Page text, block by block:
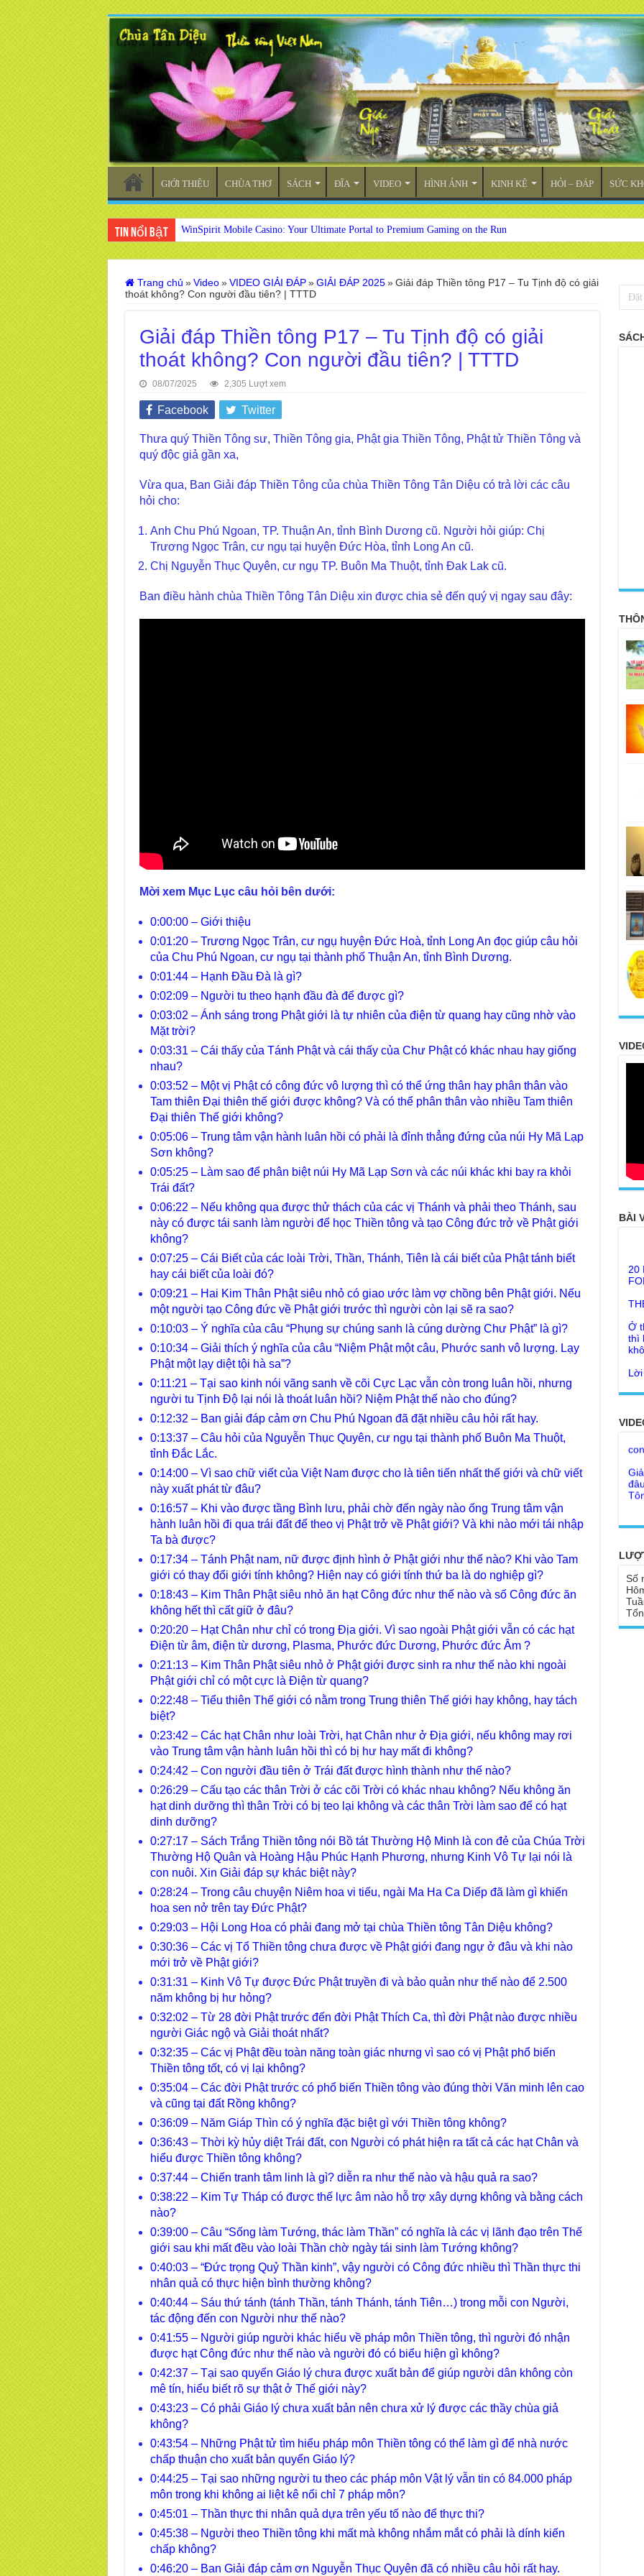
GIỚI THIỆU CHÙA THƠ SÁCH ĐĨA VIDEO HÌNH ẢNH KINH KỆ HỎI – ĐÁP SỨC
Tin nổi bật WinSpirit Mobile Casino: Your Ultimate Portal to Premium Gaming on the Run
Trang chủ » Video » VIDEO GIẢI ĐÁP » GIẢI ĐÁP 2025 » Giải đáp Thiền tông P17 – Tu Tịnh độ có giải
thoát không? Con người đầu tiên? | TTTD
Giải đáp Thiền tông P17 – Tu Tịnh độ có giải
thoát không? Con người đầu tiên? | TTTD
08/07/2025 2,305 Lượt xem
Facebook Twitter
Thưa quý Thiền Tông sư, Thiền Tông gia, Phật gia Thiền Tông, Phật tử Thiền Tông và
quý độc giả gần xa,
Vừa qua, Ban Giải đáp Thiền Tông của chùa Thiền Tông Tân Diệu có trả lời các câu
hỏi cho:
Anh Chu Phú Ngoan, TP. Thuận An, tỉnh Bình Dương cũ. Người hỏi giúp: Chị
Trương Ngọc Trân, cư ngụ tại huyện Đức Hòa, tỉnh Long An cũ.
Chị Nguyễn Thục Quyên, cư ngụ TP. Buôn Ma Thuột, tỉnh Đak Lak cũ.
Ban điều hành chùa Thiền Tông Tân Diệu xin được chia sẻ đến quý vị ngay sau đây:
Mời xem Mục Lục câu hỏi bên dưới:
0:00:00 – Giới thiệu
0:01:20 – Trương Ngọc Trân, cư ngụ huyện Đức Hoà, tỉnh Long An đọc giúp câu hỏi
của Chu Phú Ngoan, cư ngụ tại thành phố Thuận An, tỉnh Bình Dương.
0:01:44 – Hạnh Đầu Đà là gì?
0:02:09 – Người tu theo hạnh đầu đà để được gì?
0:03:02 – Ánh sáng trong Phật giới là tự nhiên của điện từ quang hay cũng nhờ vào
Mặt trời?
0:03:31 – Cái thấy của Tánh Phật và cái thấy của Chư Phật có khác nhau hay giống
nhau?
0:03:52 – Một vị Phật có công đức vô lượng thì có thể ứng thân hay phân thân vào
Tam thiên Đại thiên thế giới được không? Và có thể phân thân vào nhiều Tam thiên
Đại thiên Thế giới không?
0:05:06 – Trung tâm vận hành luân hồi có phải là đỉnh thẳng đứng của núi Hy Mã Lạp
Sơn không?
0:05:25 – Làm sao để phân biệt núi Hy Mã Lạp Sơn và các núi khác khi bay ra khỏi
Trái đất?
0:06:22 – Nếu không qua được thử thách của các vị Thánh và phải theo Thánh, sau
này có được tái sanh làm người để học Thiền tông và tạo Công đức trở về Phật giới
không?
0:07:25 – Cái Biết của các loài Trời, Thần, Thánh, Tiên là cái biết của Phật tánh biết
hay cái biết của loài đó?
0:09:21 – Hai Kim Thân Phật siêu nhỏ có giao ước làm vợ chồng bên Phật giới. Nếu
một người tạo Công đức về Phật giới trước thì người còn lại sẽ ra sao?
0:10:03 – Ý nghĩa của câu “Phụng sự chúng sanh là cúng dường Chư Phật” là gì?
0:10:34 – Giải thích ý nghĩa của câu “Niệm Phật một câu, Phước sanh vô lượng. Lạy
Phật một lạy diệt tội hà sa”?
0:11:21 – Tại sao kinh nói vãng sanh về cõi Cực Lạc vẫn còn trong luân hồi, nhưng
người tu Tịnh Độ lại nói là thoát luân hồi? Niệm Phật thế nào cho đúng?
0:12:32 – Ban giải đáp cảm ơn Chu Phú Ngoan đã đặt nhiều câu hỏi rất hay.
0:13:37 – Câu hỏi của Nguyễn Thục Quyên, cư ngụ tại thành phố Buôn Ma Thuột,
tỉnh Đắc Lắc.
0:14:00 – Vì sao chữ viết của Việt Nam được cho là tiên tiến nhất thế giới và chữ viết
này xuất phát từ đâu?
0:16:57 – Khi vào được tầng Bình lưu, phải chờ đến ngày nào ống Trung tâm vận
hành luân hồi đi qua trái đất để theo vị Phật trở về Phật giới? Và khi nào mới tái nhập
Ta bà được?
0:17:34 – Tánh Phật nam, nữ được định hình ở Phật giới như thế nào? Khi vào Tam
giới có thay đổi giới tính không? Hiện nay có giới tính thứ ba là do nghiệp gì?
0:18:43 – Kim Thân Phật siêu nhỏ ăn hạt Công đức như thế nào và số Công đức ăn
không hết thì cất giữ ở đâu?
0:20:20 – Hạt Chân như chỉ có trong Địa giới. Vì sao ngoài Phật giới vẫn có các hạt
Điện từ âm, điện từ dương, Plasma, Phước đức Dương, Phước đức Âm ?
0:21:13 – Kim Thân Phật siêu nhỏ ở Phật giới được sinh ra như thế nào khi ngoài
Phật giới chỉ có một cực là Điện từ quang?
0:22:48 – Tiểu thiên Thế giới có nằm trong Trung thiên Thế giới hay không, hay tách
biệt?
0:23:42 – Các hạt Chân như loài Trời, hạt Chân như ở Địa giới, nếu không may rơi
vào Trung tâm vận hành luân hồi thì có bị hư hay mất đi không?
0:24:42 – Con người đầu tiên ở Trái đất được hình thành như thế nào?
0:26:29 – Cấu tạo các thân Trời ở các cõi Trời có khác nhau không? Nếu không ăn
hạt dinh dưỡng thì thân Trời có bị teo lại không và các thân Trời làm sao để có hạt
dinh dưỡng?
0:27:17 – Sách Trắng Thiền tông nói Bồ tát Thường Hộ Minh là con đẻ của Chúa Trời
Thường Hộ Quân và Hoàng Hậu Phúc Hạnh Phương, nhưng Kinh Vô Tự lại nói là
con nuôi. Xin Giải đáp sự khác biệt này?
0:28:24 – Trong câu chuyện Niêm hoa vi tiếu, ngài Ma Ha Ca Diếp đã làm gì khiến
hoa sen nở trên tay Đức Phật?
0:29:03 – Hội Long Hoa có phải đang mở tại chùa Thiền tông Tân Diệu không?
0:30:36 – Các vị Tổ Thiền tông chưa được về Phật giới đang ngự ở đâu và khi nào
mới trở về Phật giới?
0:31:31 – Kinh Vô Tự được Đức Phật truyền đi và bảo quản như thế nào để 2.500
năm không bị hư hỏng?
0:32:02 – Từ 28 đời Phật trước đến đời Phật Thích Ca, thì đời Phật nào được nhiều
người Giác ngộ và Giải thoát nhất?
0:32:35 – Các vị Phật đều toàn năng toàn giác nhưng vì sao có vị Phật phổ biến
Thiền tông tốt, có vị lại không?
0:35:04 – Các đời Phật trước có phổ biến Thiền tông vào đúng thời Văn minh lên cao
và cũng tại đất Rồng không?
0:36:09 – Năm Giáp Thìn có ý nghĩa đặc biệt gì với Thiền tông không?
0:36:43 – Thời kỳ hủy diệt Trái đất, con Người có phát hiện ra tất cả các hạt Chân và
hiểu được Thiền tông không?
0:37:44 – Chiến tranh tâm linh là gì? diễn ra như thế nào và hậu quả ra sao?
0:38:22 – Kim Tự Tháp có được thế lực âm nào hỗ trợ xây dựng không và bằng cách
nào?
0:39:00 – Câu “Sống làm Tướng, thác làm Thần” có nghĩa là các vị lãnh đạo trên Thế
giới sau khi mất đều vào loài Thần chờ ngày tái sinh làm Tướng không?
0:40:03 – “Đức trọng Quỷ Thần kinh”, vậy người có Công đức nhiều thì Thần thực thi
nhân quả có thực hiện bình thường không?
0:40:44 – Sáu thứ tánh (tánh Thần, tánh Thánh, tánh Tiên…) trong mỗi con Người,
tác động đến con Người như thế nào?
0:41:55 – Người giúp người khác hiểu về pháp môn Thiền tông, thì người đó nhận
được hạt Công đức như thế nào và người đó có biểu hiện gì không?
0:42:37 – Tại sao quyển Giáo lý chưa được xuất bản để giúp người dân không còn
mê tín, hiểu biết rõ sự thật ở Thế giới này?
0:43:23 – Có phải Giáo lý chưa xuất bản nên chưa xử lý được các thầy chùa giả
không?
0:43:54 – Những Phật tử tìm hiểu pháp môn Thiền tông có thể làm gì để nhà nước
chấp thuận cho xuất bản quyển Giáo lý?
0:44:25 – Tại sao những người tu theo các pháp môn Vật lý vẫn tin có 84.000 pháp
môn trong khi không ai liệt kê nổi chỉ 7 pháp môn?
0:45:01 – Thần thực thi nhân quả dựa trên yếu tố nào để thực thi?
0:45:38 – Người theo Thiền tông khi mất mà không nhắm mắt có phải là dính kiến
chấp không?
0:46:20 – Ban Giải đáp cảm ơn Nguyễn Thục Quyên đã có nhiều câu hỏi rất hay.
BÀI
Ở
Tổ
Số